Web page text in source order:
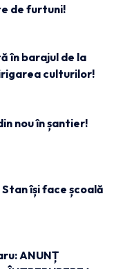
de furtuni!
în barajul de la
culturilor!
nou în șantier!
își face școală
ANUNȚ